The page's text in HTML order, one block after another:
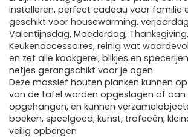
installeren, perfect cadeau voor familie
geschikt voor housewarming,
Valentijnsdag, Moederdag,
Keukenaccessoires, reinig wat
en zet alle kookgerei, blikjes en
netjes gerangschikt voor je ogen
Deze massief houten planken kunnen
van de tafel worden opgeslagen of aan
opgehangen, en kunnen
boeken, speelgoed, kunst, trofeeën,
veilig opbergen